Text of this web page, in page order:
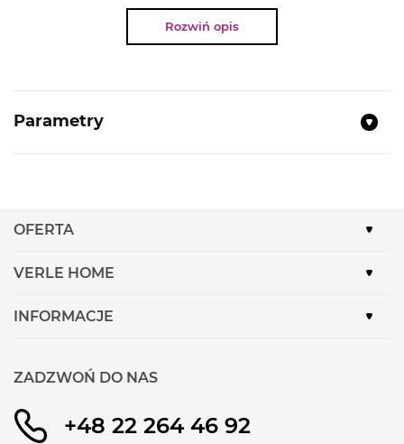
NAJWAŻNIEJSZE PARAMETRY:
2 strefy flexInduction
Moc przyłączeniowa:
powerBoost
temperatury
Intuicyjne sterowanie z dual lightSlider.
Rozwiń opis
Parametry
OFERTA
VERLE HOME
INFORMACJE
ZADZWOŃ DO NAS
+48 22 264 46 92